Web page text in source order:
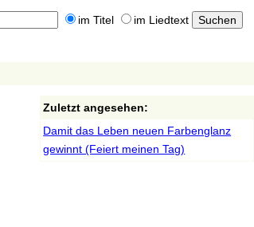
im Titel im Liedtext
Zuletzt angesehen:
Damit das Leben neuen Farbenglanz
gewinnt (Feiert meinen Tag)